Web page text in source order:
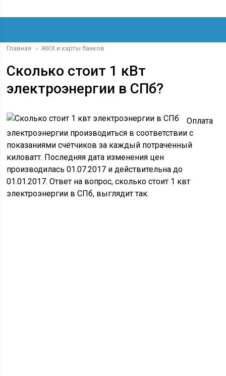
Главная › ЖКХ и карты банков
Сколько стоит 1 кВт
электроэнергии в СПб?
Оплата
электроэнергии производиться в соответствии с
показаниями счётчиков за каждый потраченный
киловатт. Последняя дата изменения цен
производилась 01.07.2017 и действительна до
01.01.2017. Ответ на вопрос, сколько стоит 1 квт
электроэнергии в СПб, выглядит так: